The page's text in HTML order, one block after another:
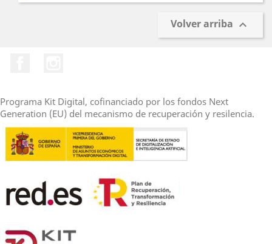
Volver arriba 
Programa Kit Digital, cofinanciado por los fondos Next
Generation (EU) del mecanismo de recuperación y resilencia.